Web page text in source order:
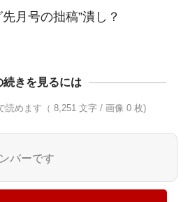
月号の拙稿”潰し？
続きを見るには
読めます（ 8,251 文字 / 画像 0 枚)
バーです